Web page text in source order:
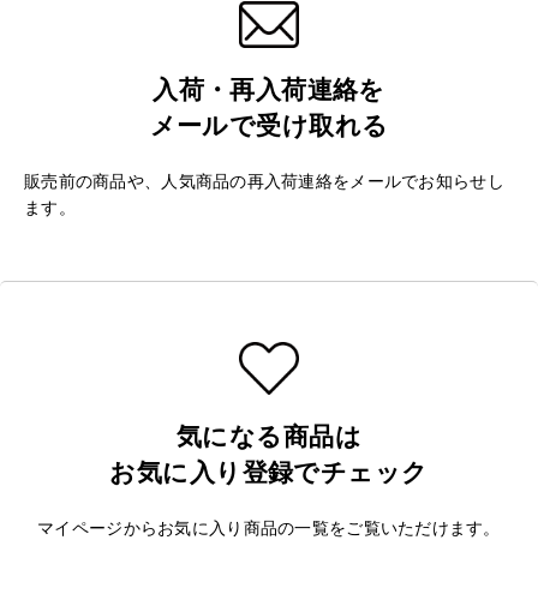
入荷・再入荷連絡を
メールで受け取れる
販売前の商品や、人気商品の再入荷連絡をメールでお知らせし
ます。
気になる商品は
お気に入り登録でチェック
マイページからお気に入り商品の一覧をご覧いただけます。